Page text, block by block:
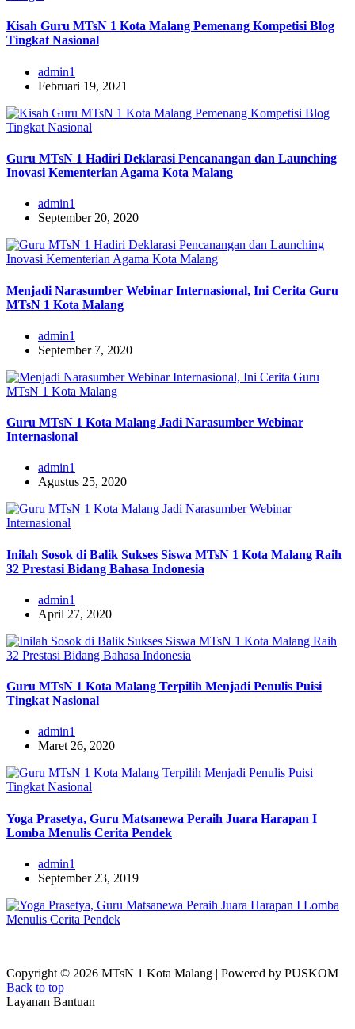
Kisah Guru MTsN 1 Kota Malang Pemenang Kompetisi Blog
Tingkat Nasional
admin1
Februari 19, 2021
Guru MTsN 1 Hadiri Deklarasi Pencanangan dan Launching
Inovasi Kementerian Agama Kota Malang
admin1
September 20, 2020
Menjadi Narasumber Webinar Internasional, Ini Cerita Guru
MTsN 1 Kota Malang
admin1
September 7, 2020
Guru MTsN 1 Kota Malang Jadi Narasumber Webinar
Internasional
admin1
Agustus 25, 2020
Inilah Sosok di Balik Sukses Siswa MTsN 1 Kota Malang Raih
32 Prestasi Bidang Bahasa Indonesia
admin1
April 27, 2020
Guru MTsN 1 Kota Malang Terpilih Menjadi Penulis Puisi
Tingkat Nasional
admin1
Maret 26, 2020
Yoga Prasetya, Guru Matsanewa Peraih Juara Harapan I
Lomba Menulis Cerita Pendek
admin1
September 23, 2019
Copyright © 2026 MTsN 1 Kota Malang | Powered by PUSKOM
Back to top
Layanan Bantuan